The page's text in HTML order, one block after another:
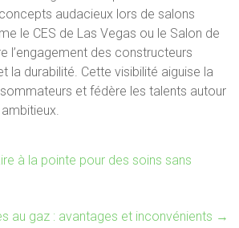
audacieux lors de salons
le CES de Las Vegas ou le Salon de
l’engagement des constructeurs
la durabilité. Cette visibilité aiguise la
et fédère les talents autour
à la pointe pour des soins sans
au gaz : avantages et inconvénients →